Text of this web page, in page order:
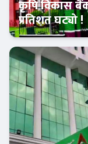
Banner News
कृषि विकास
प्रतिशत घट्यो !